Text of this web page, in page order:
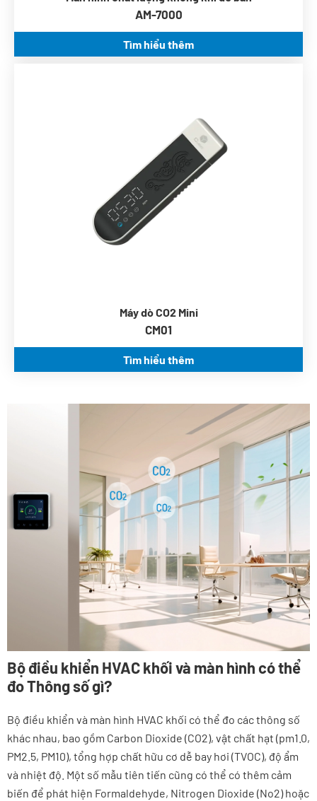
AM-7000
Tìm hiểu thêm
Báo động âm thanh
Kích thước nhỏ, dễ lấy
Máy dò CO2 Mini
CM01
Tìm hiểu thêm
Bộ điều khiển HVAC khối và màn hình có thể
đo Thông số gì?
Bộ điều khiển và màn hình HVAC khối có thể đo các thông số
khác nhau, bao gồm Carbon Dioxide (CO2), vật chất hạt (pm1.0,
PM2.5, PM10), tổng hợp chất hữu cơ dễ bay hơi (TVOC), độ ẩm
và nhiệt độ. Một số mẫu tiên tiến cũng có thể có thêm cảm
biến để phát hiện Formaldehyde, Nitrogen Dioxide (No2) hoặc